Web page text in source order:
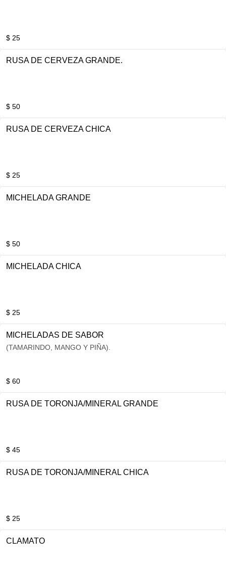
$ 25
RUSA DE CERVEZA GRANDE.
$ 50
RUSA DE CERVEZA CHICA
$ 25
MICHELADA GRANDE
$ 50
MICHELADA CHICA
$ 25
MICHELADAS DE SABOR
(TAMARINDO, MANGO Y PIÑA).
$ 60
RUSA DE TORONJA/MINERAL GRANDE
$ 45
RUSA DE TORONJA/MINERAL CHICA
$ 25
CLAMATO